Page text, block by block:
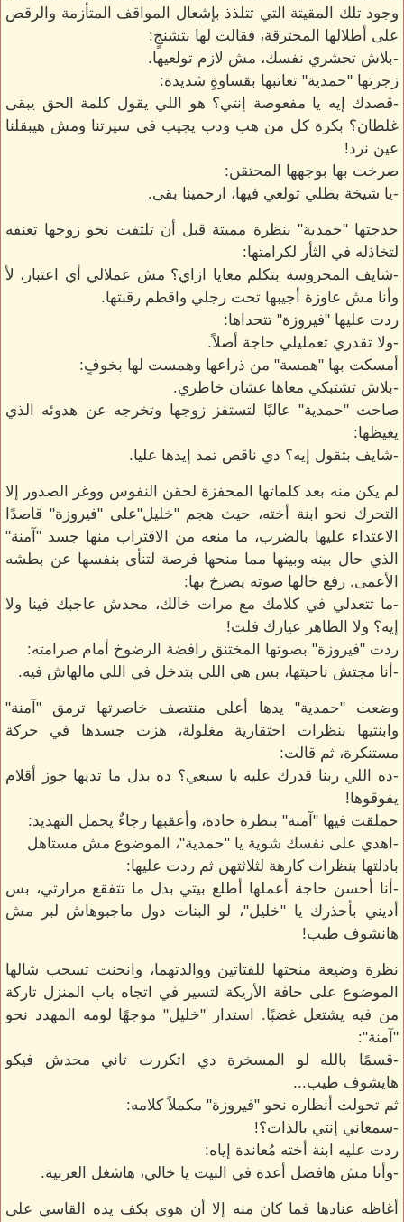
وجود تلك المقيتة التي تتلذذ بإشعال المواقف المتأزمة والرقص
على أطلالها المحترقة، فقالت لها بتشنجٍ:
-بلاش تحشري نفسك، مش لازم تولعيها.
زجرتها "حمدية" تعاتبها بقساوةٍ شديدة:
-قصدك إيه يا مفعوصة إنتي؟ هو اللي يقول كلمة الحق يبقى
غلطان؟ بكرة كل من هب ودب يجيب في سيرتنا ومش هيبقلنا
عين نرد!
صرخت بها بوجهها المحتقن:
-يا شيخة بطلي تولعي فيها، ارحمينا بقى.
حدجتها "حمدية" بنظرة مميتة قبل أن تلتفت نحو زوجها تعنفه
لتخاذله في الثأر لكرامتها:
-شايف المحروسة بتكلم معايا ازاي؟ مش عملالي أي اعتبار، لأ
وأنا مش عاوزة أجيبها تحت رجلي واقطم رقبتها.
ردت عليها "فيروزة" تتحداها:
-ولا تقدري تعمليلي حاجة أصلاً.
أمسكت بها "همسة" من ذراعها وهمست لها بخوفٍ:
-بلاش تشتبكي معاها عشان خاطري.
صاحت "حمدية" عاليًا لتستفز زوجها وتخرجه عن هدوئه الذي
يغيظها:
-شايف بتقول إيه؟ دي ناقص تمد إيدها عليا.
لم يكن منه بعد كلماتها المحفزة لحقن النفوس ووغر الصدور إلا
التحرك نحو ابنة أخته، حيث هجم "خليل"على "فيروزة" قاصدًا
الاعتداء عليها بالضرب، ما منعه من الاقتراب منها جسد "آمنة"
الذي حال بينه وبينها مما منحها فرصة لتنأى بنفسها عن بطشه
الأعمى. رفع خالها صوته يصرخ بها:
-ما تتعدلي في كلامك مع مرات خالك، محدش عاجبك فينا ولا
إيه؟ ولا الظاهر عيارك فلت!
ردت "فيروزة" بصوتها المختنق رافضة الرضوخ أمام صرامته:
-أنا مجتش ناحيتها، بس هي اللي بتدخل في اللي مالهاش فيه.
وضعت "حمدية" يدها أعلى منتصف خاصرتها ترمق "آمنة"
وابنتيها بنظرات احتقارية مغلولة، هزت جسدها في حركة
مستنكرة، ثم قالت:
-ده اللي ربنا قدرك عليه يا سبعي؟ ده بدل ما تديها جوز أقلام
يفوقوها!
حملقت فيها "آمنة" بنظرة حادة، وأعقبها رجاءٌ يحمل التهديد:
-اهدي على نفسك شوية يا "حمدية"، الموضوع مش مستاهل
بادلتها بنظرات كارهة لثلاثتهن ثم ردت عليها:
-أنا أحسن حاجة أعملها أطلع بيتي بدل ما تتفقع مرارتي، بس
أديني بأحذرك يا "خليل"، لو البنات دول ماجبوهاش لبر مش
هانشوف طيب!
نظرة وضيعة منحتها للفتاتين ووالدتهما، وانحنت تسحب شالها
الموضوع على حافة الأريكة لتسير في اتجاه باب المنزل تاركة
من فيه يشتعل غضبًا. استدار "خليل" موجهًا لومه المهدد نحو
"آمنة":
-قسمًا بالله لو المسخرة دي اتكررت تاني محدش فيكو
هايشوف طيب...
ثم تحولت أنظاره نحو "فيروزة" مكملاً كلامه:
-سمعاني إنتي بالذات؟!
ردت عليه ابنة أخته مُعاندة إياه:
-وأنا مش هافضل أعدة في البيت يا خالي، هاشغل العربية.
أغاظه عنادها فما كان منه إلا أن هوى بكف يده القاسي على